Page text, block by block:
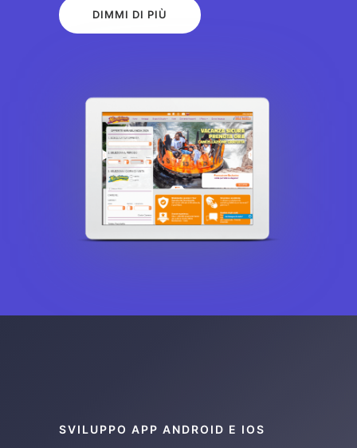
DIMMI DI PIÙ
SVILUPPO APP ANDROID E IOS